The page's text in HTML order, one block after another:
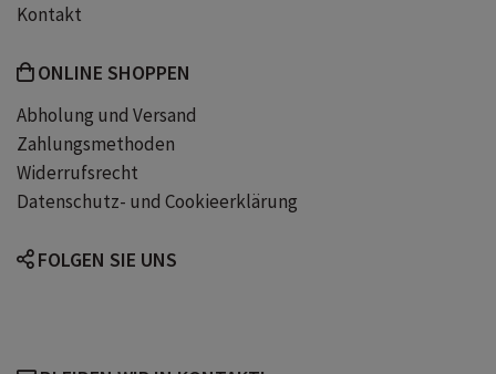
Kontakt
ONLINE SHOPPEN
Abholung und Versand
Zahlungsmethoden
Widerrufsrecht
Datenschutz- und Cookieerklärung
FOLGEN SIE UNS